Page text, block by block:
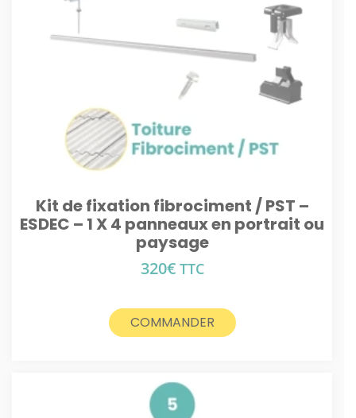
Kit de fixation fibrociment / PST –
ESDEC – 1 X 4 panneaux en portrait ou
paysage
320€TTC
COMMANDER